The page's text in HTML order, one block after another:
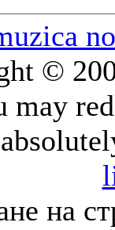
©
may
на